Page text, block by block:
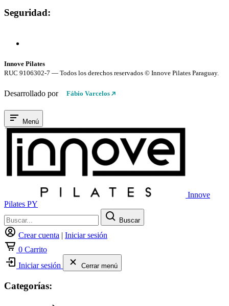
Seguridad:
Innove Pilates
RUC 9106302-7 — Todos los derechos reservados © Innove Pilates Paraguay.
Desarrollado por Fábio Varcelos
Menú
Innove
Pilates PY
Buscar
Crear cuenta | Iniciar sesión
0 Carrito
Iniciar sesión
Cerrar menú
Categorías: